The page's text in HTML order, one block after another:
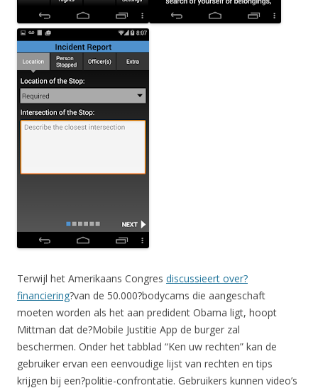
Terwijl het Amerikaans Congres discussieert over?
financiering?van de 50.000?bodycams die aangeschaft
moeten worden als het aan predident Obama ligt, hoopt
Mittman dat de?Mobile Justitie App de burger zal
beschermen. Onder het tabblad “Ken uw rechten” kan de
gebruiker ervan een eenvoudige lijst van rechten en tips
krijgen bij een?politie-confrontatie. Gebruikers kunnen video’s